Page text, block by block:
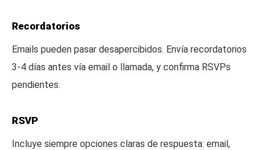
Recordatorios
Emails pueden pasar desapercibidos. Envía recordatorios
3-4 días antes vía email o llamada, y confirma RSVPs
pendientes.
RSVP
Incluye siempre opciones claras de respuesta: email,